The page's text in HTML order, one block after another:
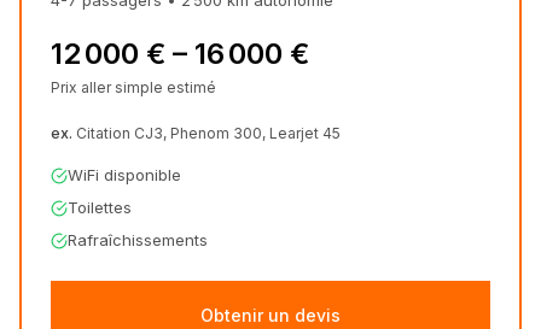
12 000 € – 16 000 €
Prix aller simple estimé
ex. Citation CJ3, Phenom 300, Learjet 45
WiFi disponible
Toilettes
Rafraîchissements
Obtenir un devis